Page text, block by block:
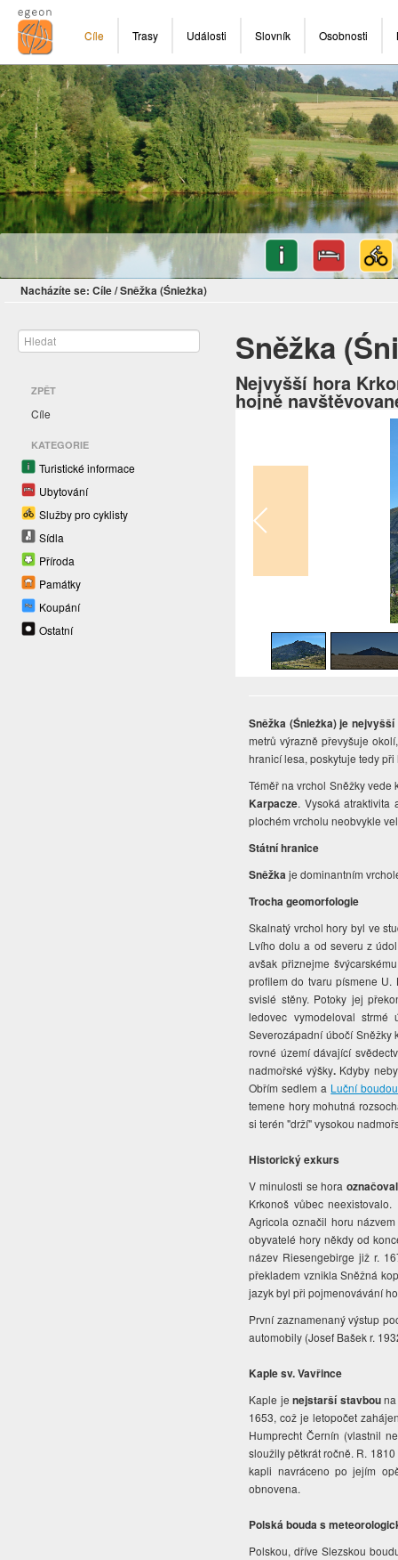
Cíle Trasy Události Slovník Osobnosti
Nacházíte se: Cíle/Sněžka (Śnieżka)
ZPĚT
Cíle
KATEGORIE
Turistické informace
Ubytování
Služby pro cyklisty
Sídla
Příroda
Památky
Koupání
Ostatní
Sněžka
Nejvyšší hora
hojně
Sněžka (Śnieżka) je nejvyšší
metrů výrazně převyšuje
hranicí lesa, poskytuje tedy
Téměř na vrchol Sněžky vede
Karpacze. Vysoká
plochém vrcholu neobvykle
Státní hranice
Sněžkaje dominantním
Trocha geomorfologie
Skalnatý vrchol hory byl ve
Lvího dolu a od severu z
avšak přiznejme
profilem do tvaru písmene
svislé stěny. Potoky jej
ledovec vymodeloval
Severozápadní úbočí
rovné území dávající
nadmořské výšky. Kdyby
Obřím sedlem a Luční boudou
temene hory mohutná
si terén "drží" vysokou
Historický exkurs
V minulosti se hora
Krkonoš vůbec
Agricola označil horu
obyvatelé hory někdy od
název Riesengebirge již r.
překladem vznikla Sněžná
jazyk byl při pojmenovávání
První zaznamenaný výstup
automobily (Josef Bašek r.
Kaple sv. Vavřince
Kaple jenejstarší stavbouna
1653, což je letopočet
Humprecht Černín (vlastnil
sloužily pětkrát ročně. R.
kapli navráceno po jejím
obnovena.
Polská bouda s
Polskou, dříve Slezskou